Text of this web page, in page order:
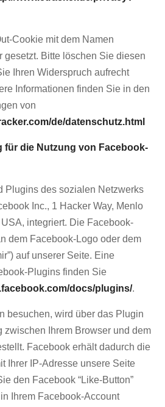
Cookie mit dem Namen
gesetzt. Bitte löschen Sie diesen
Ihren Widerspruch aufrecht
Informationen finden Sie in den
von
de/datenschutz.html
für die Nutzung von Facebook-
Plugins des sozialen Netzwerks
Inc., 1 Hacker Way, Menlo
integriert. Die Facebook-
dem Facebook-Logo oder dem
auf unserer Seite. Eine
Plugins finden Sie
docs/plugins/.
besuchen, wird über das Plugin
zwischen Ihrem Browser und dem
Facebook erhält dadurch die
Ihrer IP-Adresse unsere Seite
den Facebook “Like-Button”
Ihrem Facebook-Account